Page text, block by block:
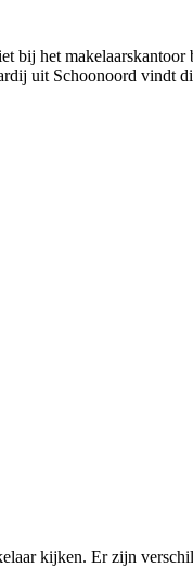
het
uit Schoonoord vindt
kijken. Er zijn